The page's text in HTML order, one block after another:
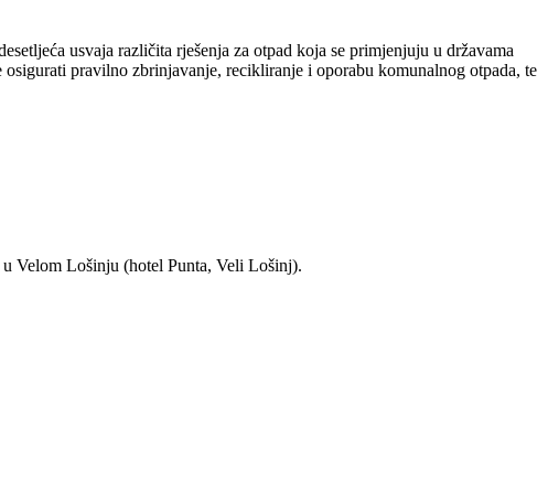
usvaja različita rješenja za otpad koja se primjenjuju u državama
pravilno zbrinjavanje, recikliranje i oporabu komunalnog otpada, te
Velom Lošinju (hotel Punta, Veli Lošinj).